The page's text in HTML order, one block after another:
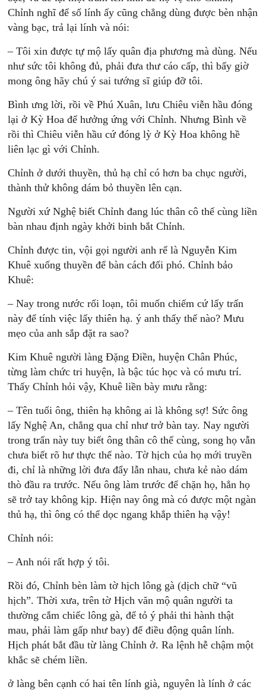
Chỉnh nghĩ để số lính ấy cũng chẳng dùng được bèn nhận
vàng bạc, trả lại lính và nói:
– Tôi xin được tự mộ lấy quân địa phương mà dùng. Nếu
như sức tôi không đủ, phải đưa thư cáo cấp, thì bấy giờ
mong ông hãy chú ý sai tướng sĩ giúp đỡ tôi.
Bình ưng lời, rồi về Phú Xuân, lưu Chiêu viễn hầu đóng
lại ở Kỳ Hoa để hưởng ứng với Chỉnh. Nhưng Bình về
rồi thì Chiêu viễn hầu cứ đóng lỳ ở Kỳ Hoa không hề
liên lạc gì với Chỉnh.
Chỉnh ở dưới thuyền, thủ hạ chỉ có hơn ba chục người,
thành thử không dám bỏ thuyền lên cạn.
Người xứ Nghệ biết Chỉnh đang lúc thân cô thế cùng liền
bàn nhau định ngày khởi binh bắt Chỉnh.
Chỉnh được tin, vội gọi người anh rể là Nguyễn Kim
Khuê xuống thuyền để bàn cách đối phó. Chỉnh bảo
Khuê:
– Nay trong nước rối loạn, tôi muốn chiếm cứ lấy trấn
này để tính việc lấy thiên hạ. ý anh thấy thế nào? Mưu
mẹo của anh sắp đặt ra sao?
Kim Khuê người làng Đặng Điền, huyện Chân Phúc,
từng làm chức tri huyện, là bậc túc học và có mưu trí.
Thấy Chỉnh hỏi vậy, Khuê liền bày mưu rằng:
– Tên tuổi ông, thiên hạ không ai là không sợ! Sức ông
lấy Nghệ An, chẳng qua chỉ như trở bàn tay. Nay người
trong trấn này tuy biết ông thân cô thế cùng, song họ vẫn
chưa biết rõ hư thực thế nào. Tờ hịch của họ mới truyền
đi, chỉ là những lời đưa đẩy lẫn nhau, chưa kẻ nào dám
thò đầu ra trước. Nếu ông làm trước để chặn họ, hẳn họ
sẽ trở tay không kịp. Hiện nay ông mà có được một ngàn
thủ hạ, thì ông có thể dọc ngang khắp thiên hạ vậy!
Chỉnh nói:
– Anh nói rất hợp ý tôi.
Rồi đó, Chỉnh bèn làm tờ hịch lông gà (dịch chữ “vũ
hịch”. Thời xưa, trên tờ Hịch văn mộ quân người ta
thường cắm chiếc lông gà, để tỏ ý phải thi hành thật
mau, phải làm gấp như bay) để điều động quân lính.
Hịch phát bắt đầu từ làng Chỉnh ở. Ra lệnh hễ chậm một
khắc sẽ chém liền.
ở làng bên cạnh có hai tên lính già, nguyên là lính ở các